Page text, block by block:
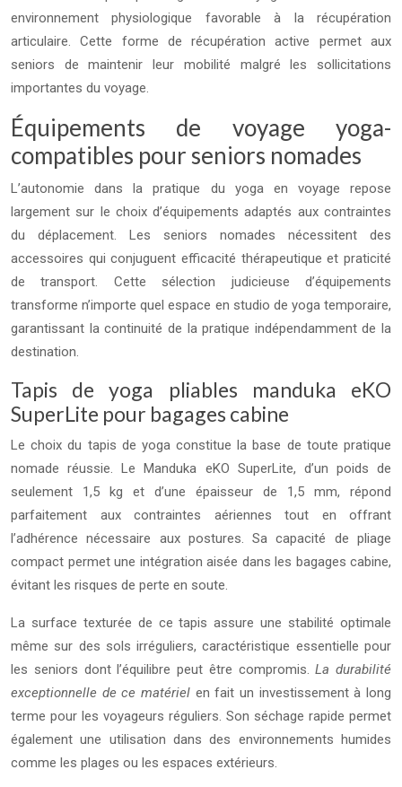
environnement physiologique favorable à la récupération
articulaire. Cette forme de récupération active permet aux
seniors de maintenir leur mobilité malgré les sollicitations
importantes du voyage.
Équipements de voyage yoga-
compatibles pour seniors nomades
L’autonomie dans la pratique du yoga en voyage repose
largement sur le choix d’équipements adaptés aux contraintes
du déplacement. Les seniors nomades nécessitent des
accessoires qui conjuguent efficacité thérapeutique et praticité
de transport. Cette sélection judicieuse d’équipements
transforme n’importe quel espace en studio de yoga temporaire,
garantissant la continuité de la pratique indépendamment de la
destination.
Tapis de yoga pliables manduka eKO
SuperLite pour bagages cabine
Le choix du tapis de yoga constitue la base de toute pratique
nomade réussie. Le Manduka eKO SuperLite, d’un poids de
seulement 1,5 kg et d’une épaisseur de 1,5 mm, répond
parfaitement aux contraintes aériennes tout en offrant
l’adhérence nécessaire aux postures. Sa capacité de pliage
compact permet une intégration aisée dans les bagages cabine,
évitant les risques de perte en soute.
La surface texturée de ce tapis assure une stabilité optimale
même sur des sols irréguliers, caractéristique essentielle pour
les seniors dont l’équilibre peut être compromis.La durabilité
exceptionnelle de ce matériel en fait un investissement à long
terme pour les voyageurs réguliers. Son séchage rapide permet
également une utilisation dans des environnements humides
comme les plages ou les espaces extérieurs.